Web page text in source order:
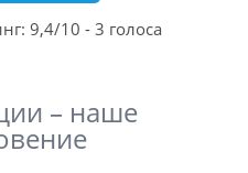
9,4/10 - 3 голоса
– наше